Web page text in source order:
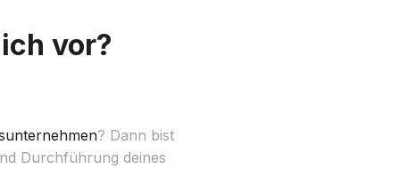
vor?
? Dann bist
Durchführung deines